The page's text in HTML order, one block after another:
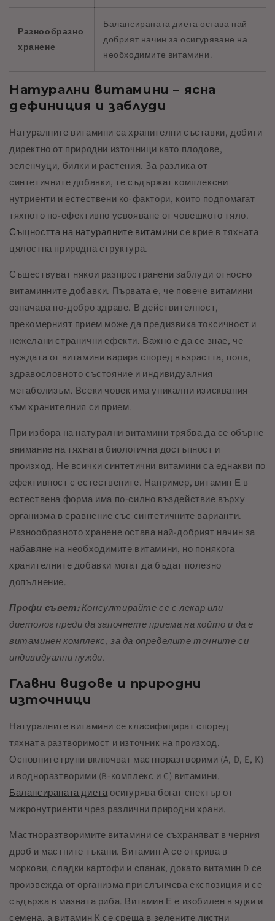
Разнообразно
хранене
Балансираната диета остава най-
добрият начин за осигуряване на
необходимите витамини.
Натурални витамини – ясна
дефиниция и заблуди
Натуралните витамини са хранителни съставки, добити
директно от природни източници като плодове,
зеленчуци, билки и растения. За разлика от
синтетичните добавки, те съдържат комплексни
нутриенти и естествени ко-фактори, които подпомагат
тяхното по-ефективно усвояване от човешкото тяло.
Същността на натуралните витамини се крие в тяхната
цялостна природна структура.
Съществуват някои разпространени заблуди относно
витаминните добавки. Първата е, че повече витамини
означава по-добро здраве. В действителност,
прекомерният прием може да предизвика токсичност и
нежелани странични ефекти. Важно е да се знае, че
нуждата от витамини варира според възрастта, пола,
здравословното състояние и индивидуалния
метаболизъм. Всеки човек има уникални изисквания
към хранителния си прием.
При избора на натурални витамини трябва да се обърне
внимание на тяхната биологична достъпност и
произход. Не всички синтетични витамини са еднакви по
ефективност с естествените. Например, витамин Е в
естествена форма има по-силно въздействие върху
организма в сравнение със синтетичните варианти.
Разнообразното хранене остава най-добрият начин за
набавяне на необходимите витамини, но понякога
хранителните добавки могат да бъдат полезно
допълнение.
Профи съвет: Консултирайте се с лекар или
диетолог преди да започнете приема на който и да е
витаминен комплекс, за да определите точните си
индивидуални нужди.
Главни видове и природни
източници
Натуралните витамини се класифицират според
тяхната разтворимост и източник на произход.
Основните групи включват мастноразтворими (A, D, E, K)
и водноразтворими (B-комплекс и C) витамини.
Балансираната диета осигурява богат спектър от
микронутриенти чрез различни природни храни.
Мастноразтворимите витамини се съхраняват в черния
дроб и мастните тъкани. Витамин А се открива в
моркови, сладки картофи и спанак, докато витамин D се
произвежда от организма при слънчева експозиция и се
съдържа в мазната риба. Витамин Е е изобилен в ядки и
семена, а витамин К се среща в зелените листни